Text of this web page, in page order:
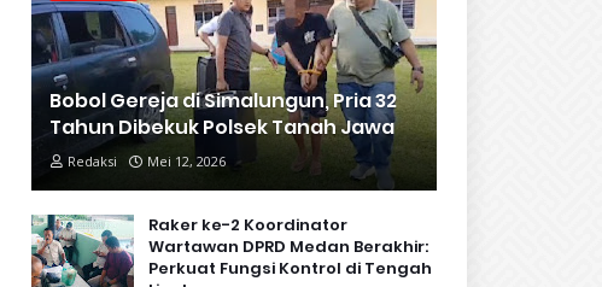
Bobol Gereja di Simalungun, Pria 32
Tahun Dibekuk Polsek Tanah Jawa
Redaksi Mei 12, 2026
Raker ke-2 Koordinator
Wartawan DPRD Medan Berakhir:
Perkuat Fungsi Kontrol di Tengah